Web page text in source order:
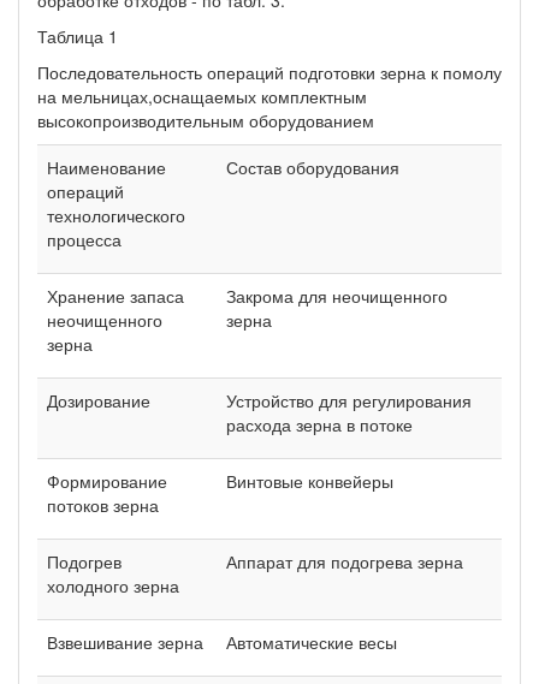
Таблица 1
Последовательность операций подготовки зерна к помолу
на мельницах,оснащаемых комплектным
высокопроизводительным оборудованием
Наименование
операций
технологического
процесса
Состав оборудования
Хранение запаса
неочищенного
зерна
Закрома для неочищенного
зерна
Дозирование
Устройство для регулирования
расхода зерна в потоке
Формирование
потоков зерна
Винтовые конвейеры
Подогрев
холодного зерна
Аппарат для подогрева зерна
Взвешивание зерна Автоматические весы